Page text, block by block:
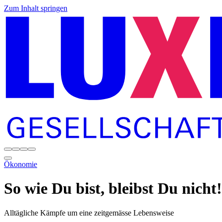
Zum Inhalt springen
Ökonomie
So wie Du bist, ­bleibst Du nicht!
Alltägliche Kämpfe um eine zeitgemässe Lebensweise